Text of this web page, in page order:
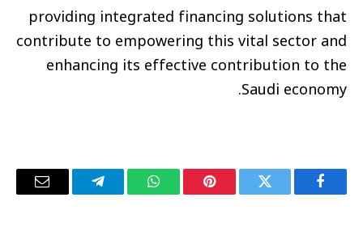
providing integrated financing solutions that
contribute to empowering this vital sector and
enhancing its effective contribution to the
Saudi economy.
فيسبوك تويتر بينتيريستواتساب تيلقرام
البريد